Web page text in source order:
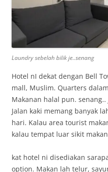
Laundry sebelah bilik je..senang
Hotel nI dekat dengan Bell
mall, Muslim. Quarters
Makanan halal pun.
Jalan kaki memang banyak
hari. Kalau area tourist
kalau tempat luar sikit
kat hotel ni disediakan
option. Makan lah telur,